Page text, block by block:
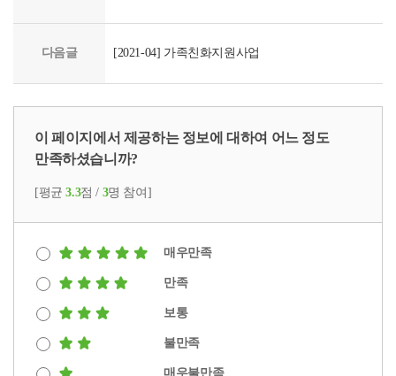
다음글 [2021-04] 가족친화지원사업
이 페이지에서 제공하는 정보에 대하여 어느 정도
만족하셨습니까?
[평균3.3점 / 3명 참여]
매우만족
만족
보통
불만족
매우불만족